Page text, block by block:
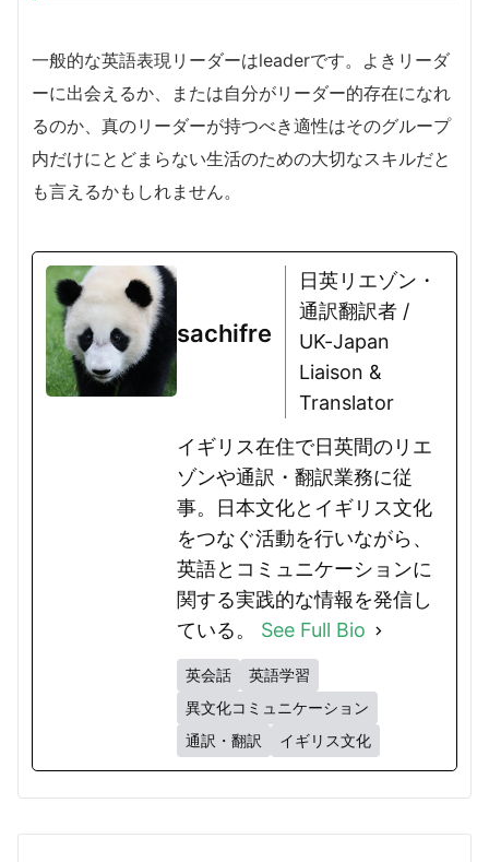
一般的な英語表現リーダーはleaderです。よきリーダ
ーに出会えるか、または自分がリーダー的存在になれ
るのか、真のリーダーが持つべき適性はそのグループ
内だけにとどまらない生活のための大切なスキルだと
も言えるかもしれません。
sachifre
日英リエゾン・
通訳翻訳者 /
UK-Japan
Liaison &
Translator
イギリス在住で日英間のリエ
ゾンや通訳・翻訳業務に従
事。日本文化とイギリス文化
をつなぐ活動を行いながら、
英語とコミュニケーションに
関する実践的な情報を発信し
ている。 See Full Bio
英会話
英語学習
異文化コミュニケーション
通訳・翻訳
イギリス文化